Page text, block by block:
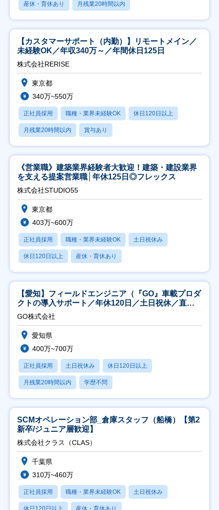
産休・育休あり 月残業20時間以内
【カスタマーサポート（内勤）】リモートメイン／
未経験OK／年収340万～／年間休日125日
株式会社RERISE
東京都
340万~550万
正社員採用 職種・業界未経験OK 休日120日以上
月残業20時間以内 賞与あり
《営業職》建築業界経験者大歓迎！建築・建設業界
を支える提案営業職│年休125日◎フレックス
株式会社STUDIO55
東京都
403万~600万
正社員採用 職種・業界未経験OK 土日祝休み
休日120日以上 産休・育休あり
【愛知】フィールドエンジニア（『GO』車載プロダ
クトの導入サポート／年休120日／土日祝休／直行
直帰
GO株式会社
愛知県
400万~700万
正社員採用 土日祝休み 休日120日以上
月残業20時間以内 学歴不問
SCMオペレーション部_倉庫スタッフ（船橋）【第2
新卒/ジュニア層歓迎】
株式会社クラス（CLAS）
千葉県
310万~460万
正社員採用 職種・業界未経験OK 土日祝休み
休日120日以上 産休・育休あり